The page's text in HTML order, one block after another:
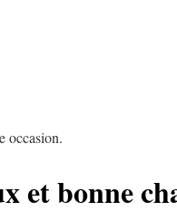
occasion.
et bonne